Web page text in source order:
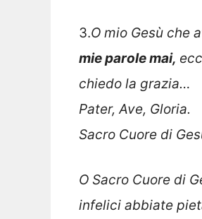
3.O mio Gesù che
mie parole mai,
chiedo la grazia…
Pater, Ave, Gloria.
Sacro Cuore di
O Sacro Cuore di
infelici abbiate